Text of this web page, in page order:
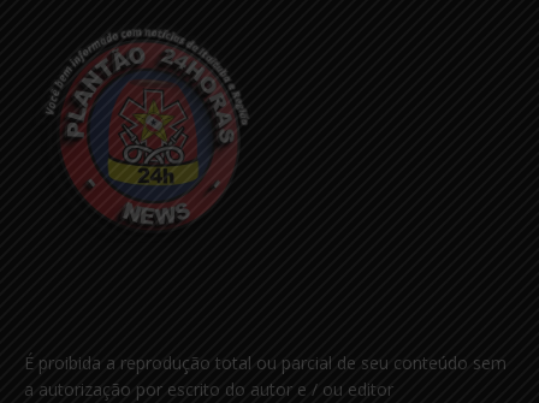
É proibida a reprodução total ou parcial de seu conteúdo sem
a autorização por escrito do autor e / ou editor